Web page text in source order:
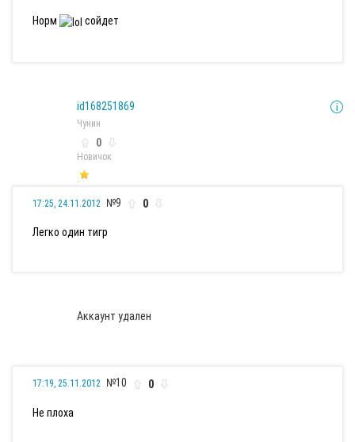
Норм сойдет
id168251869
Чунин
0
Новичок
17:25, 24.11.2012 №9 0
Легко один тигр
Аккаунт удален
17:19, 25.11.2012 №10 0
Не плоха